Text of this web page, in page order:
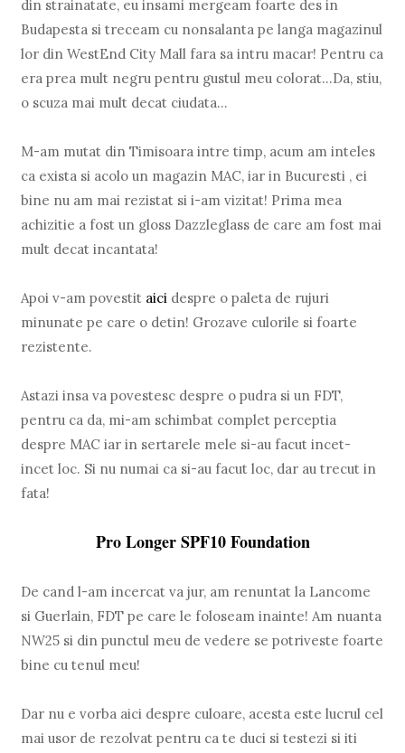
din strainatate, eu insami mergeam foarte des in
Budapesta si treceam cu nonsalanta pe langa magazinul
lor din WestEnd City Mall fara sa intru macar! Pentru ca
era prea mult negru pentru gustul meu colorat...Da, stiu,
o scuza mai mult decat ciudata...
M-am mutat din Timisoara intre timp, acum am inteles
ca exista si acolo un magazin MAC, iar in Bucuresti , ei
bine nu am mai rezistat si i-am vizitat! Prima mea
achizitie a fost un gloss Dazzleglass de care am fost mai
mult decat incantata!
Apoi v-am povestit aici despre o paleta de rujuri
minunate pe care o detin! Grozave culorile si foarte
rezistente.
Astazi insa va povestesc despre o pudra si un FDT,
pentru ca da, mi-am schimbat complet perceptia
despre MAC iar in sertarele mele si-au facut incet-
incet loc. Si nu numai ca si-au facut loc, dar au trecut in
fata!
Pro Longer SPF10 Foundation
De cand l-am incercat va jur, am renuntat la Lancome
si Guerlain, FDT pe care le foloseam inainte! Am nuanta
NW25 si din punctul meu de vedere se potriveste foarte
bine cu tenul meu!
Dar nu e vorba aici despre culoare, acesta este lucrul cel
mai usor de rezolvat pentru ca te duci si testezi si iti